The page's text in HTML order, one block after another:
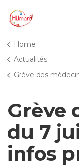
CHU Charleroi-
Maisons de repos
Crèches
Pôle enfance et
Home
Actualités
Grève des
Grève
du 7
infos